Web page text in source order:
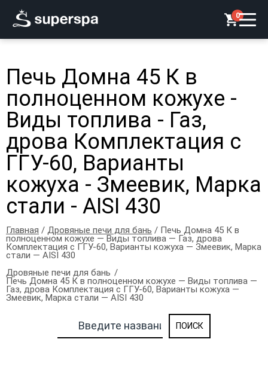
0
Печь Домна 45 К в
полноценном кожухе -
Виды топлива - Газ,
дрова Комплектация с
ГГУ-60, Варианты
кожуха - Змеевик, Марка
стали - AISI 430
Главная / Дровяные печи для бань / Печь Домна 45 К в
полноценном кожухе — Виды топлива — Газ, дрова
Комплектация с ГГУ-60, Варианты кожуха — Змеевик, Марка
стали — AISI 430
Дровяные печи для бань
Печь Домна 45 К в полноценном кожухе — Виды топлива —
Газ, дрова Комплектация с ГГУ-60, Варианты кожуха —
Змеевик, Марка стали — AISI 430